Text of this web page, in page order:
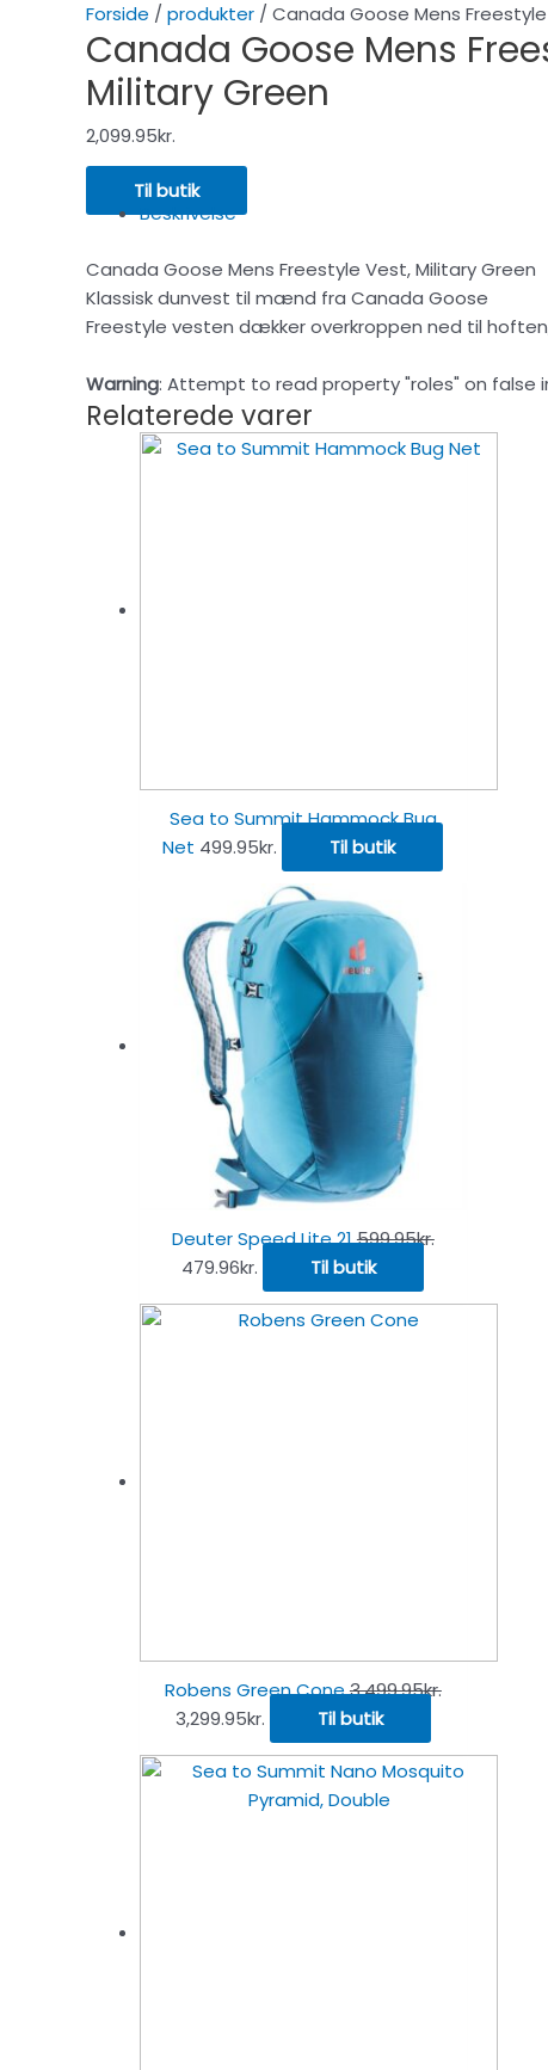
Forside / produkter / Canada Goose Mens
Canada Goose Mens
Military Green
2,099.95kr.
Til butik
Beskrivelse
Canada Goose Mens Freestyle Vest, Military Green
Klassisk dunvest til mænd fra Canada Goose
Freestyle vesten dækker overkroppen ned til
Warning: Attempt to read property "roles" on false
Relaterede varer
Sea to Summit Hammock Bug
Net 499.95kr. Til butik
Deuter Speed Lite 21599.95kr.
479.96kr. Til butik
Robens Green Cone3,499.95kr.
3,299.95kr. Til butik